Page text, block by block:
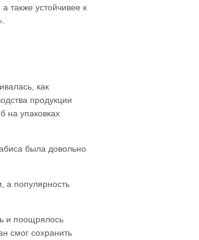
также устойчивее к
как
продукции
на упаковках
была довольно
а популярность
и поощрялось
смог сохранить